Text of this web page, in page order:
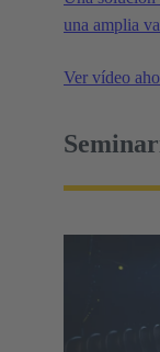
una amplia
modulares.
Ver vídeo